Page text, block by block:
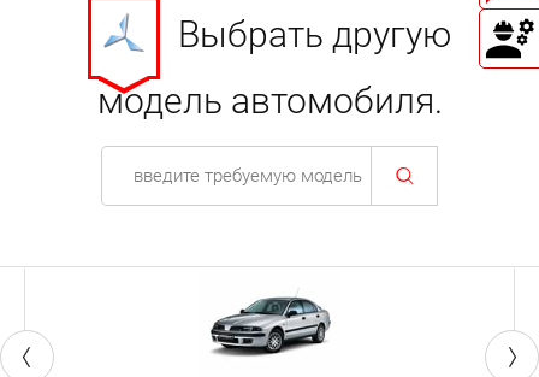
Выбрать другую
модель автомобиля.